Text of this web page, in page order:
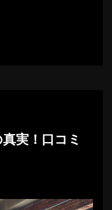
実！口コミ